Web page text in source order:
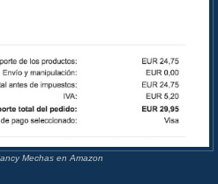
Mechas en Amazon